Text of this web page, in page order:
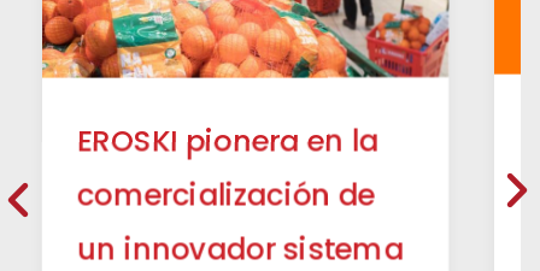
EROSKI pionera en la
comercialización de
un innovador sistema